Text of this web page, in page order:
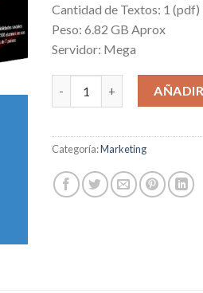
Cantidad de Textos: 1 (pdf)
Peso: 6.82 GB Aprox
Servidor: Mega
Categoría:Marketing